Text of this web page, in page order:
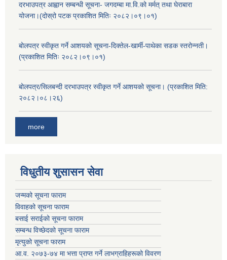
दरभाउपत्र आह्वान सम्बन्धी सूचना- जगदम्बा मा.वि.को मर्मत् तथा घेराबारा
योजना।(दोस्रो पटक प्रकाशित मितिः २०८२।०९।०१)
बोलपत्र स्वीकृत गर्ने आशयको सूचना-दिक्तेल-खार्मी-पाथेका सडक स्तरोन्नती।
(प्रकाशित मितिः २०८२।०९।०१)
बोलपत्र/सिलबन्दी दरभाउपत्र स्वीकृत गर्ने आशयको सूचना। (प्रकाशित मिति:
२०८२।०८।२६)
more
विधुतीय शुसासन सेवा
जन्मको सूचना फाराम
विवाहको सूचना फाराम
बसाई सराईको सूचना फाराम
सम्बन्ध विच्छेदको सूचना फाराम
मृत्युको सूचना फाराम
आ.व. २०७३-७४ मा भत्ता प्राप्त गर्ने लाभग्राहिहरूको विवरण